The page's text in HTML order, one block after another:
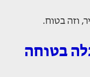
וזה בטוח.
בטוחה